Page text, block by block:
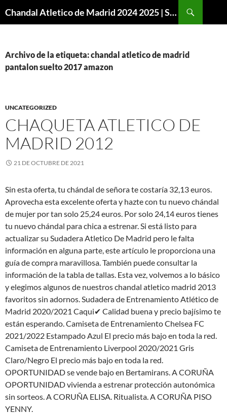
Chandal Atletico de Madrid 2024 2025 | SuperVigo
Archivo de la etiqueta: chandal atletico de madrid
pantalon suelto 2017 amazon
UNCATEGORIZED
CHAQUETA ATLETICO DE
MADRID 2012
21 DE OCTUBRE DE 2021
Sin esta oferta, tu chándal de señora te costaría 32,13 euros.
Aprovecha esta excelente oferta y hazte con tu nuevo chándal
de mujer por tan solo 25,24 euros. Por solo 24,14 euros tienes
tu nuevo chándal para chica a estrenar. Si está listo para
actualizar su Sudadera Atletico De Madrid pero le falta
información en alguna parte, este artículo le proporciona una
guía de compra maravillosa. También puede consultar la
información de la tabla de tallas. Esta vez, volvemos a lo básico
y elegimos algunos de nuestros chandal atletico madrid 2013
favoritos sin adornos. Sudadera de Entrenamiento Atlético de
Madrid 2020/2021 Caqui✔ Calidad buena y precio bajísimo te
están esperando. Camiseta de Entrenamiento Chelsea FC
2021/2022 Estampado Azul El precio más bajo en toda la red.
Camiseta de Entrenamiento Liverpool 2020/2021 Gris
Claro/Negro El precio más bajo en toda la red.
OPORTUNIDAD se vende bajo en Bertamirans. A CORUÑA
OPORTUNIDAD vivienda a estrenar protección autonómica
sin sorteos. A CORUÑA ELISA. Ritualista. A CORUÑA PISO
YENNY.